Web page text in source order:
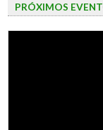
PRÓXIMOS